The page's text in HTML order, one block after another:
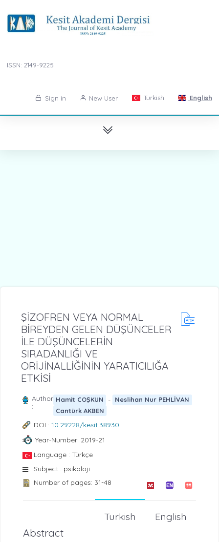
ISSN: 2149-9225
Sign in New User Turkish English
ŞİZOFREN VEYA NORMAL
BİREYDEN GELEN DÜŞÜNCELER
İLE DÜŞÜNCELERİN
SIRADANLIĞI VE
ORİJİNALLİĞİNİN YARATICILIĞA
ETKİSİ
Author
:
Hamit COŞKUN -
Neslihan Nur PEHLİVAN
Cantürk AKBEN
DOI : 10.29228/kesit.38930
Year-Number: 2019-21
Language : Türkçe
Subject : psikoloji
Number of pages: 31-48
English
Turkish
Abstract